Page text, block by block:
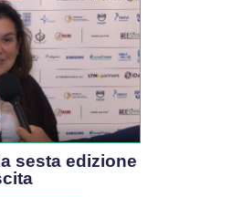
sesta edizione